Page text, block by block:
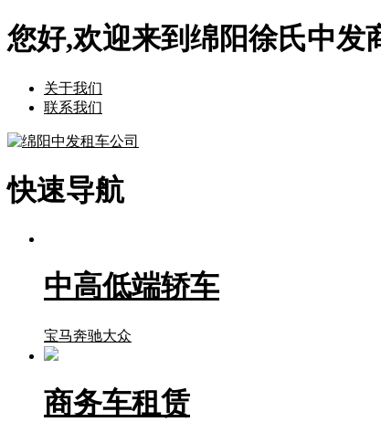
您好,欢迎来到绵阳徐氏中发
关于我们
联系我们
快速导航
中高低端轿车
宝马奔驰大众
商务车租赁